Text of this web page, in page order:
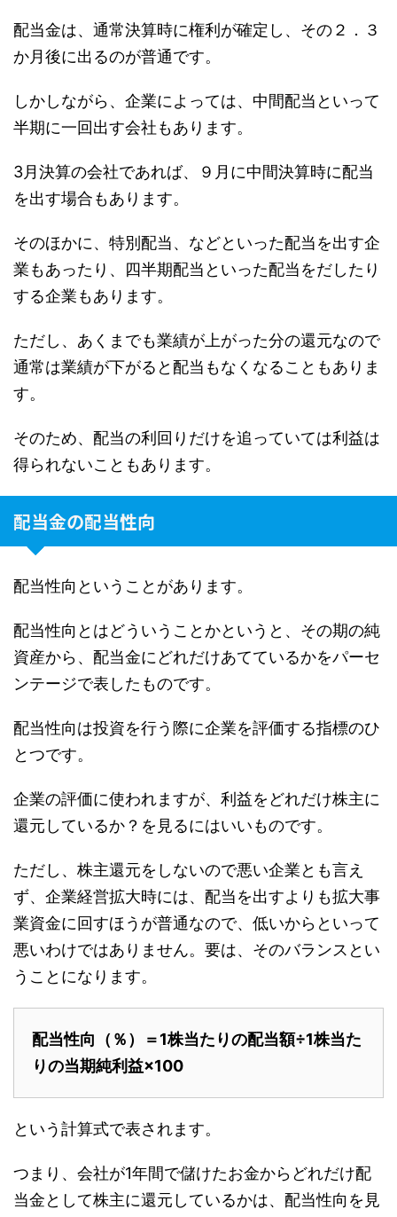
配当金は、通常決算時に権利が確定し、その２．３
か月後に出るのが普通です。
しかしながら、企業によっては、中間配当といって
半期に一回出す会社もあります。
3月決算の会社であれば、９月に中間決算時に配当
を出す場合もあります。
そのほかに、特別配当、などといった配当を出す企
業もあったり、四半期配当といった配当をだしたり
する企業もあります。
ただし、あくまでも業績が上がった分の還元なので
通常は業績が下がると配当もなくなることもありま
す。
そのため、配当の利回りだけを追っていては利益は
得られないこともあります。
配当金の配当性向
配当性向ということがあります。
配当性向とはどういうことかというと、その期の純
資産から、配当金にどれだけあてているかをパーセ
ンテージで表したものです。
配当性向は投資を行う際に企業を評価する指標のひ
とつです。
企業の評価に使われますが、利益をどれだけ株主に
還元しているか？を見るにはいいものです。
ただし、株主還元をしないので悪い企業とも言え
ず、企業経営拡大時には、配当を出すよりも拡大事
業資金に回すほうが普通なので、低いからといって
悪いわけではありません。要は、そのバランスとい
うことになります。
配当性向（％）＝1株当たりの配当額÷1株当た
りの当期純利益×100
という計算式で表されます。
つまり、会社が1年間で儲けたお金からどれだけ配
当金として株主に還元しているかは、配当性向を見